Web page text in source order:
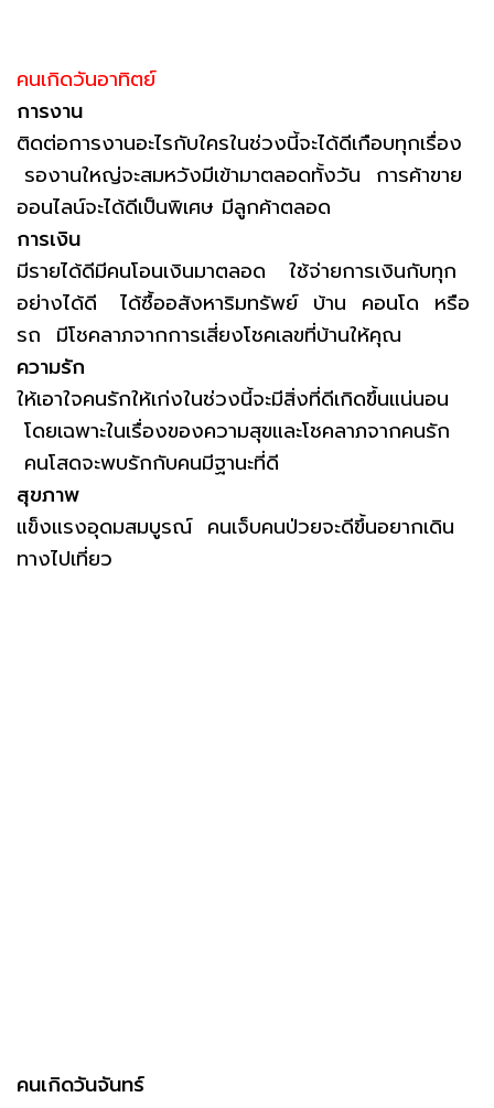
คนเกิดวันอาทิตย์
การงาน
ติดต่อการงานอะไรกับใครในช่วงนี้จะได้ดีเกือบทุกเรื่อง
รองานใหญ่จะสมหวังมีเข้ามาตลอดทั้งวัน การค้าขาย
ออนไลน์จะได้ดีเป็นพิเศษ มีลูกค้าตลอด
การเงิน
มีรายได้ดีมีคนโอนเงินมาตลอด ใช้จ่ายการเงินกับทุก
อย่างได้ดี ได้ซื้ออสังหาริมทรัพย์ บ้าน คอนโด หรือ
รถ มีโชคลาภจากการเสี่ยงโชคเลขที่บ้านให้คุณ
ความรัก
ให้เอาใจคนรักให้เก่งในช่วงนี้จะมีสิ่งที่ดีเกิดขึ้นแน่นอน
โดยเฉพาะในเรื่องของความสุขและโชคลาภจากคนรัก
คนโสดจะพบรักกับคนมีฐานะที่ดี
สุขภาพ
แข็งแรงอุดมสมบูรณ์ คนเจ็บคนป่วยจะดีขึ้นอยากเดิน
ทางไปเที่ยว
คนเกิดวันจันทร์